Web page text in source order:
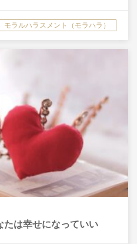
モラルハラスメント（モラハラ）
たは幸せになっていい